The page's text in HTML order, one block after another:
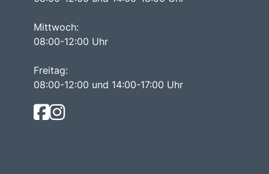
Mittwoch:
08:00-12:00 Uhr
Freitag:
08:00-12:00 und 14:00-17:00 Uhr